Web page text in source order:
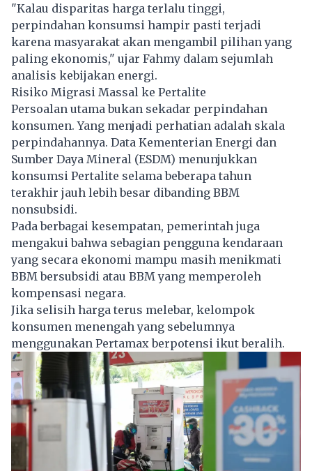
"Kalau disparitas harga terlalu tinggi,
perpindahan konsumsi hampir pasti terjadi
karena masyarakat akan mengambil pilihan yang
paling ekonomis," ujar Fahmy dalam sejumlah
analisis kebijakan energi.
Risiko Migrasi Massal ke Pertalite
Persoalan utama bukan sekadar perpindahan
konsumen. Yang menjadi perhatian adalah skala
perpindahannya. Data Kementerian Energi dan
Sumber Daya Mineral (ESDM) menunjukkan
konsumsi Pertalite selama beberapa tahun
terakhir jauh lebih besar dibanding BBM
nonsubsidi.
Pada berbagai kesempatan, pemerintah juga
mengakui bahwa sebagian pengguna kendaraan
yang secara ekonomi mampu masih menikmati
BBM bersubsidi atau BBM yang memperoleh
kompensasi negara.
Jika selisih harga terus melebar, kelompok
konsumen menengah yang sebelumnya
menggunakan Pertamax berpotensi ikut beralih.